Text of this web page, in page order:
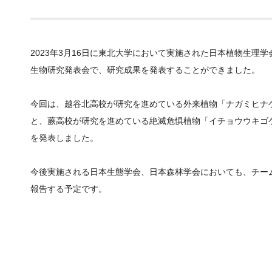
2023年3 月 16日に東北大学において実施された日本植物生理学
生物研究発表会で、研究成果を発表することができました。
今回は、越谷北高校が研究を進めている外来植物「ナガミヒナ
と、蕨高校が研究を進めている絶滅危惧植物「イチョウウキゴ
を発表しました。
今後実施される日本生態学会、日本森林学会においても、チー
報告する予定です。